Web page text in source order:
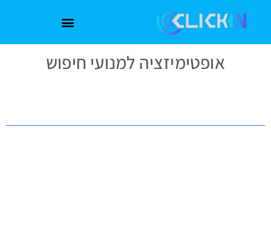
אופטימיזציה למנועי חיפוש